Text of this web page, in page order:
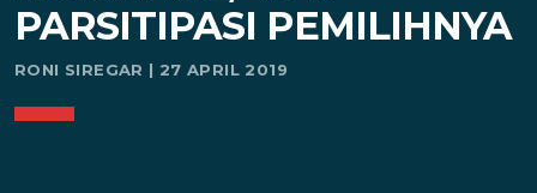
PARSITIPASI PEMILIHNYA
RONI SIREGAR | 27 APRIL 2019